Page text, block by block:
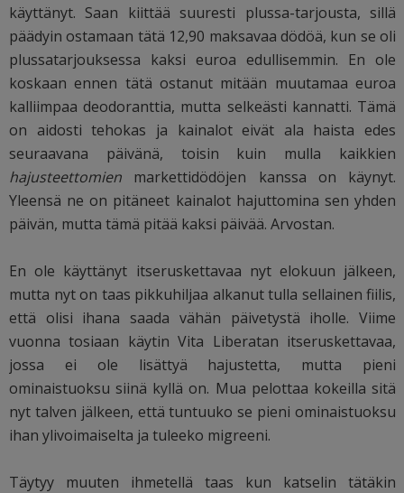
käyttänyt. Saan kiittää suuresti plussa-tarjousta, sillä
päädyin ostamaan tätä 12,90 maksavaa dödöä, kun se oli
plussatarjouksessa kaksi euroa edullisemmin. En ole
koskaan ennen tätä ostanut mitään muutamaa euroa
kalliimpaa deodoranttia, mutta selkeästi kannatti. Tämä
on aidosti tehokas ja kainalot eivät ala haista edes
seuraavana päivänä, toisin kuin mulla kaikkien
hajusteettomien markettidödöjen kanssa on käynyt.
Yleensä ne on pitäneet kainalot hajuttomina sen yhden
päivän, mutta tämä pitää kaksi päivää. Arvostan.
En ole käyttänyt itseruskettavaa nyt elokuun jälkeen,
mutta nyt on taas pikkuhiljaa alkanut tulla sellainen fiilis,
että olisi ihana saada vähän päivetystä iholle. Viime
vuonna tosiaan käytin Vita Liberatan itseruskettavaa,
jossa ei ole lisättyä hajustetta, mutta pieni
ominaistuoksu siinä kyllä on. Mua pelottaa kokeilla sitä
nyt talven jälkeen, että tuntuuko se pieni ominaistuoksu
ihan ylivoimaiselta ja tuleeko migreeni.
Täytyy muuten ihmetellä taas kun katselin tätäkin